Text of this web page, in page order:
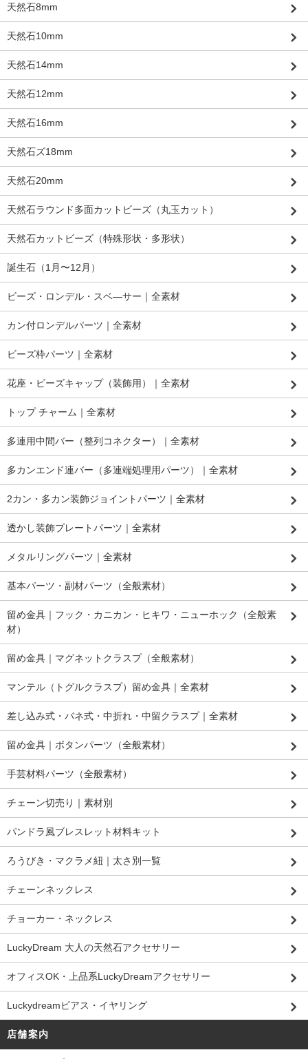
天然石8mm
天然石10mm
天然石14mm
天然石12mm
天然石16mm
天然石ズ18mm
天然石20mm
天然石ラウンド多面カットビーズ（丸玉カット）
天然石カットビーズ（特殊形状・多形状）
誕生石（1月〜12月）
ビーズ・ロンデル・スベ―サー｜全素材
カン付ロンデルパーツ｜全素材
ビーズ枠パーツ｜全素材
花座・ビーズキャップ（装飾用）｜全素材
トップ チャーム｜全素材
多連用中間バー（整列コネクター）｜全素材
多カンエンド連バー（多連端処理用パーツ）｜全素材
2カン・多カン装飾ジョイントパーツ｜全素材
透かし装飾プレートパーツ｜全素材
メタルリングパーツ｜全素材
基本パーツ・副材パーツ（全般素材）
留め金具｜フック・カニカン・ヒキワ・ニューホック（全般素
材）
留め金具｜マグネットクラスプ（全般素材）
マンテル（トグルクラスプ）留め金具｜全素材
差し込み式・バネ式・中折れ・中留クラスプ｜全素材
留め金具｜ボタンパーツ（全般素材）
手芸材料パーツ（全般素材）
チェーン切売り｜素材別
パンドラ風ブレスレット材料キット
ろうびき・マクラメ紐｜太さ別一覧
チェーンネックレス
チョーカー・ネックレス
LuckyDream 大人の天然石アクセサリー
オフィスOK・上品系LuckyDreamアクセサリー
Luckydreamピアス・イヤリング
店舗案内